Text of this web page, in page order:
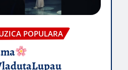
POPULARA